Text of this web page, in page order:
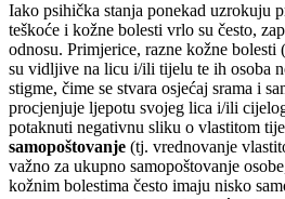
Iako psihička stanja ponekad uzrokuju
teškoće i kožne bolesti vrlo su često,
odnosu. Primjerice, razne kožne bolesti
su vidljive na licu i/ili tijelu te ih osoba
stigme, čime se stvara osjećaj srama i
procjenjuje ljepotu svojeg lica i/ili
potaknuti negativnu sliku o vlastitom
samopoštovanje (tj. vrednovanje
važno za ukupno samopoštovanje
kožnim bolestima često imaju nisko